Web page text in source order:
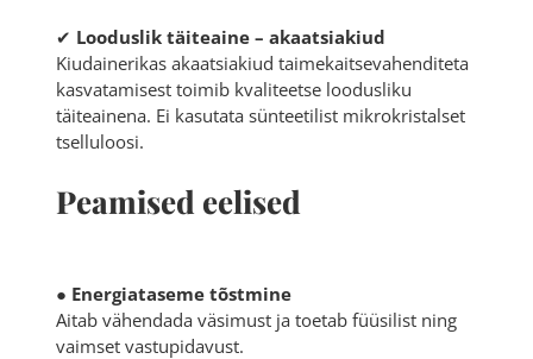
✔ Looduslik täiteaine – akaatsiakiud
Kiudainerikas akaatsiakiud taimekaitsevahenditeta
kasvatamisest toimib kvaliteetse loodusliku
täiteainena. Ei kasutata sünteetilist mikrokristalset
tselluloosi.
Peamised eelised
● Energiataseme tõstmine
Aitab vähendada väsimust ja toetab füüsilist ning
vaimset vastupidavust.